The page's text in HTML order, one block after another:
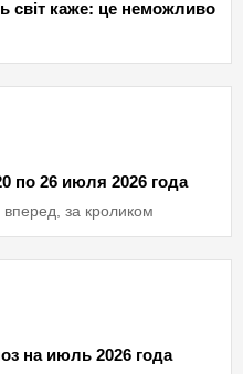
світ каже: це неможливо
по 26 июля 2026 года
за кроликом
на июль 2026 года